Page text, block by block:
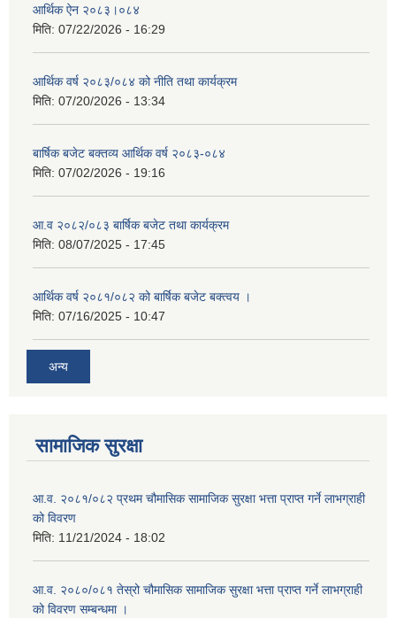
आर्थिक ऐन २०८३।०८४
मिति: 07/22/2026 - 16:29
आर्थिक वर्ष २०८३/०८४ को नीति तथा कार्यक्रम
मिति: 07/20/2026 - 13:34
बार्षिक बजेट बक्तव्य आर्थिक वर्ष २०८३-०८४
मिति: 07/02/2026 - 19:16
आ.व २०८२/०८३ बार्षिक बजेट तथा कार्यक्रम
मिति: 08/07/2025 - 17:45
आर्थिक वर्ष २०८१/०८२ को बार्षिक बजेट बक्त्वय ।
मिति: 07/16/2025 - 10:47
अन्य
सामाजिक सुरक्षा
आ.व. २०८१/०८२ प्रथम चौमासिक सामाजिक सुरक्षा भत्ता प्राप्त गर्ने लाभग्राही
को विवरण
मिति: 11/21/2024 - 18:02
आ.व. २०८०/०८१ तेस्रो चौमासिक सामाजिक सुरक्षा भत्ता प्राप्त गर्ने लाभग्राही
को विवरण सम्बन्धमा ।